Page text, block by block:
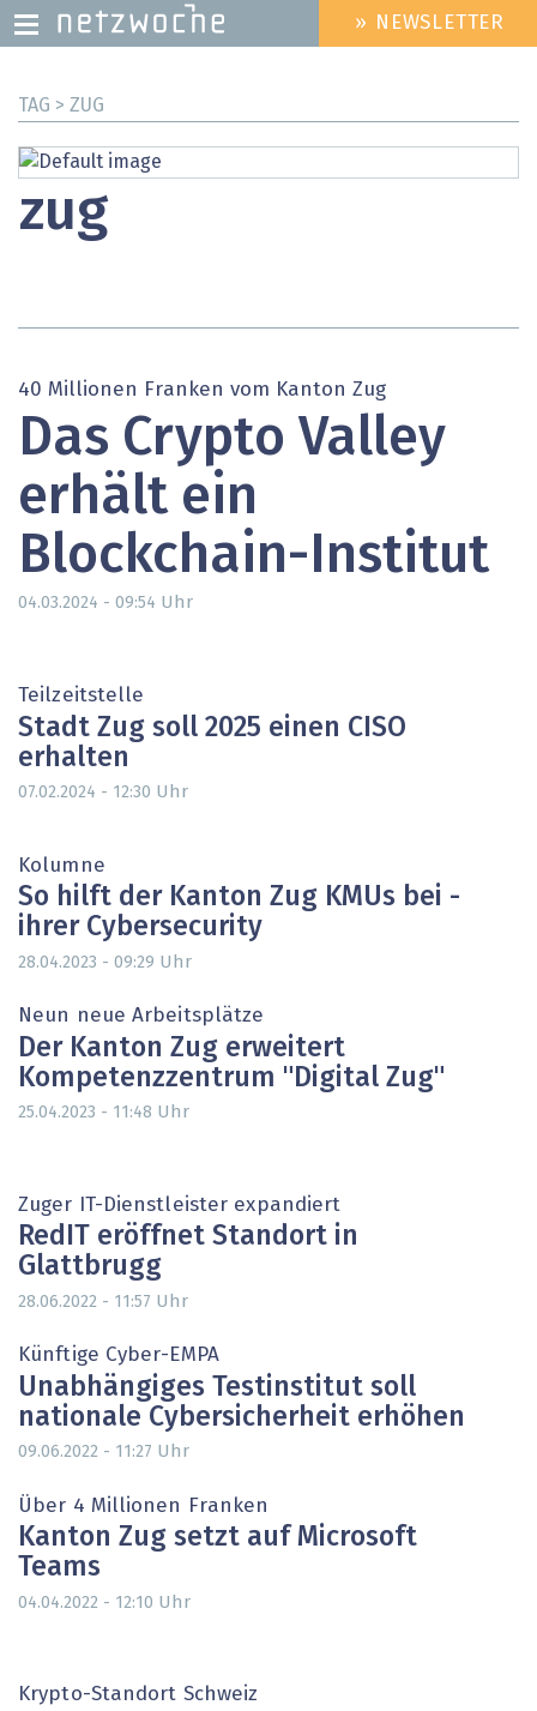
zum
HEADER
MENU
» NEWSLETTER
TAG > ZUG
zug
40 Millionen Franken vom Kanton Zug
Das Crypto Valley
erhält ein
Blockchain-Institut
04.03.2024 - 09:54 Uhr
Teilzeitstelle
Stadt Zug soll 2025 einen CISO
erhalten
07.02.2024 - 12:30 Uhr
Kolumne
So hilft der Kanton Zug KMUs bei ­
ihrer Cybersecurity
28.04.2023 - 09:29 Uhr
Neun neue Arbeitsplätze
Der Kanton Zug erweitert
Kompetenzzentrum "Digital Zug"
25.04.2023 - 11:48 Uhr
Zuger IT-Dienstleister expandiert
RedIT eröffnet Standort in
Glattbrugg
28.06.2022 - 11:57 Uhr
Künftige Cyber-EMPA
Unabhängiges Testinstitut soll
nationale Cybersicherheit erhöhen
09.06.2022 - 11:27 Uhr
Über 4 Millionen Franken
Kanton Zug setzt auf Microsoft
Teams
04.04.2022 - 12:10 Uhr
Krypto-Standort Schweiz